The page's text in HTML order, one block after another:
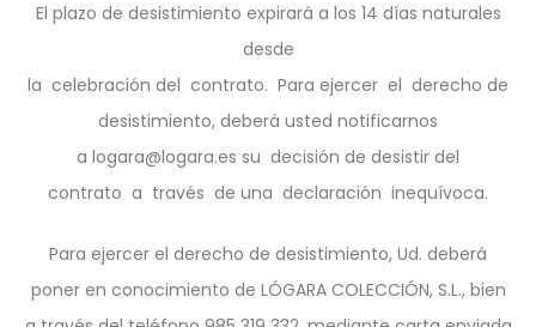
El plazo de desistimiento expirará a los 14 días naturales
desde
la celebración del contrato. Para ejercer el derecho de
desistimiento, deberá usted notificarnos
a logara@logara.es su decisión de desistir del
contrato a través de una declaración inequívoca.
Para ejercer el derecho de desistimiento, Ud. deberá
poner en conocimiento de LÓGARA COLECCIÓN, S.L., bien